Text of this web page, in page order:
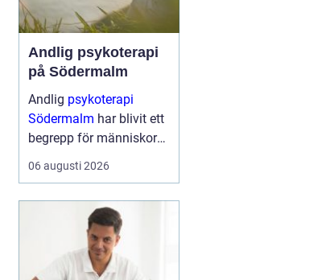
Andlig psykoterapi
på Södermalm
Andlig psykoterapi
Södermalm har blivit ett
begrepp för människor
som söker en mer
fördjupad form av
psykologiska och
existentiella frågor f...
06 augusti 2026